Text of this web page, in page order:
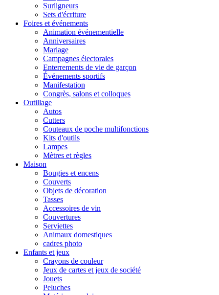
Surligneurs
Sets d'écriture
Foires et événements
Animation événementielle
Anniversaires
Mariage
Campagnes électorales
Enterrements de vie de garçon
Événements sportifs
Manifestation
Congrès, salons et colloques
Outillage
Autos
Cutters
Couteaux de poche multifonctions
Kits d'outils
Lampes
Mètres et règles
Maison
Bougies et encens
Couverts
Objets de décoration
Tasses
Accessoires de vin
Couvertures
Serviettes
Animaux domestiques
cadres photo
Enfants et jeux
Crayons de couleur
Jeux de cartes et jeux de société
Jouets
Peluches